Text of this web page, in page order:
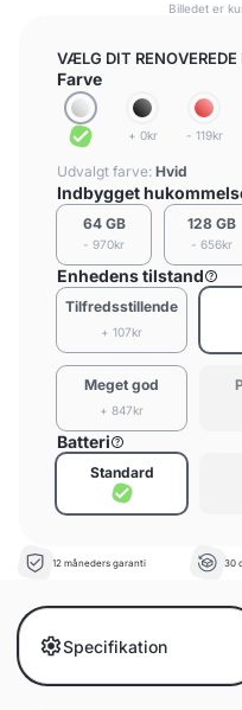
Billedet er
VÆLG DIT RENOVEREDE
Farve
+ 0kr - 119kr
Udvalgt farve: Hvid
Indbygget
64 GB
- 970kr
128 GB
- 656kr
Enhedens tilstand
Tilfredsstillende
+ 107kr
Meget god
+ 847kr
Batteri
Standard
12 måneders garanti 30
Specifikation